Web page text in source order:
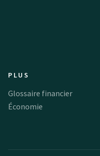
PLUS
Glossaire financier
Économie